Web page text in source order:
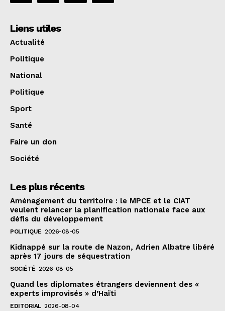
Liens utiles
Actualité
Politique
National
Politique
Sport
Santé
Faire un don
Société
Les plus récents
Aménagement du territoire : le MPCE et le CIAT
veulent relancer la planification nationale face aux
défis du développement
POLITIQUE 2026-08-05
Kidnappé sur la route de Nazon, Adrien Albatre libéré
après 17 jours de séquestration
SOCIÉTÉ 2026-08-05
Quand les diplomates étrangers deviennent des «
experts improvisés » d’Haïti
EDITORIAL 2026-08-04